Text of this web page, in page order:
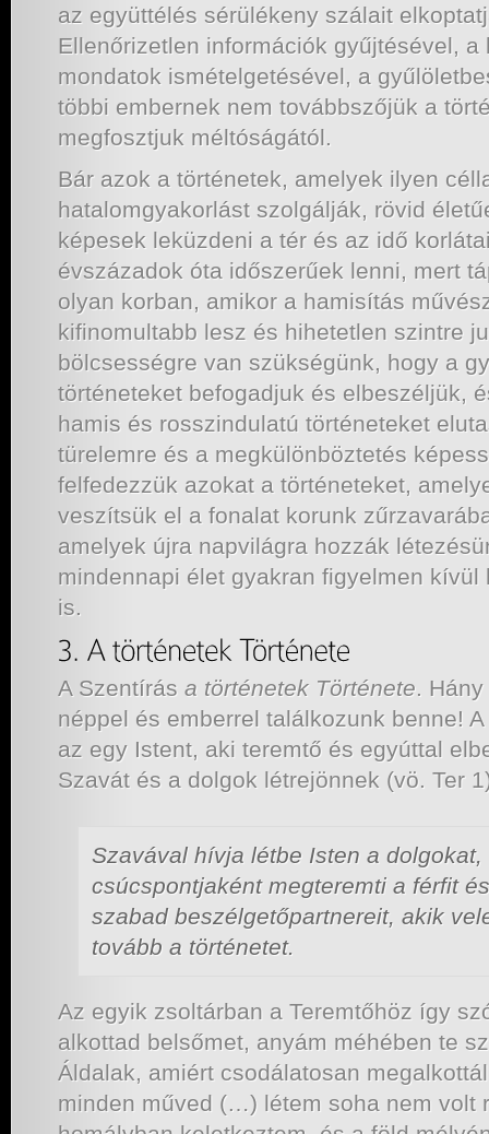
az együttélés sérülékeny szálait
Ellenőrizetlen információk gyűjtésével,
mondatok ismételgetésével, a
többi embernek nem továbbszőjük a
megfosztjuk méltóságától.
Bár azok a történetek, amelyek ilyen
hatalomgyakorlást szolgálják, rövid
képesek leküzdeni a tér és az idő
évszázadok óta időszerűek lenni, mert
olyan korban, amikor a hamisítás
kifinomultabb lesz és hihetetlen szintre
bölcsességre van szükségünk, hogy a
történeteket befogadjuk és elbeszéljük,
hamis és rosszindulatú történeteket
türelemre és a megkülönböztetés
felfedezzük azokat a történeteket,
veszítsük el a fonalat korunk
amelyek újra napvilágra hozzák
mindennapi élet gyakran figyelmen
is.
A Szentírás a történetek Története.
néppel és emberrel találkozunk benne!
az egy Istent, aki teremtő és egyúttal
Szavát és a dolgok létrejönnek (vö. Ter
Szavával hívja létbe Isten a
csúcspontjaként megteremti a férfit
szabad beszélgetőpartnereit, akik
tovább a történetet.
Az egyik zsoltárban a Teremtőhöz így
alkottad belsőmet, anyám méhében te
Áldalak, amiért csodálatosan
minden műved (…) létem soha nem volt